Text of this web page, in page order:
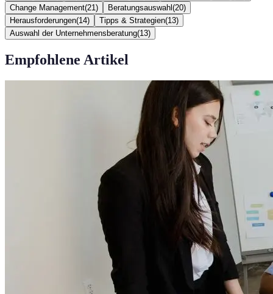
Change Management(21 ) Beratungsauswahl (20)
Herausforderungen(14) Tipps & Strategien(13)
Auswahl der Unternehmensberatung(13)
Empfohlene Artikel